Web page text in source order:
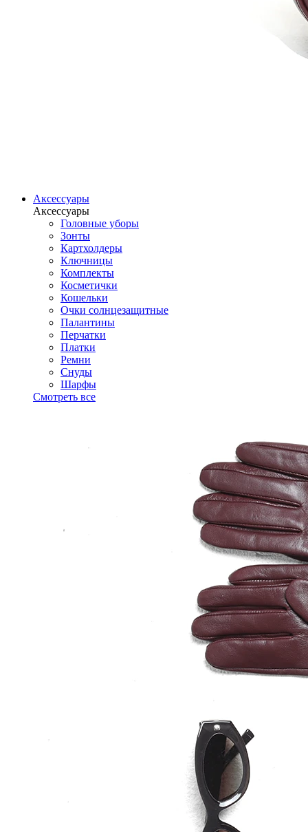
Аксессуары
Аксессуары
Головные уборы
Зонты
Картхолдеры
Ключницы
Комплекты
Косметички
Кошельки
Очки солнцезащитные
Палантины
Перчатки
Платки
Ремни
Снуды
Шарфы
Смотреть все